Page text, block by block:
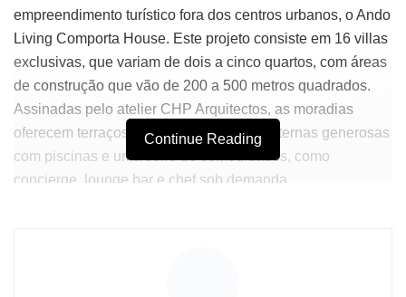
empreendimento turístico fora dos centros urbanos, o Ando
Living Comporta House. Este projeto consiste em 16 villas
exclusivas, que variam de dois a cinco quartos, com áreas
de construção que vão de 200 a 500 metros quadrados.
Assinadas pelo atelier CHP Arquitectos, as moradias
oferecem terraços panorâmicos, áreas externas generosas
com piscinas e uma série de comodidades, como
concierge, lounge bar e chef sob demanda.
Continue Reading